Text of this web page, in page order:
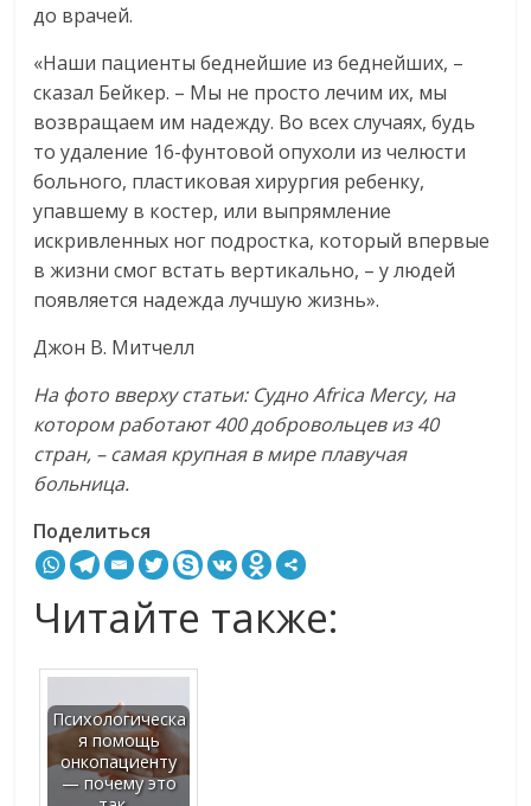
до врачей.
«Наши пациенты беднейшие из беднейших, –
сказал Бейкер. – Мы не просто лечим их, мы
возвращаем им надежду. Во всех случаях, будь
то удаление 16-фунтовой опухоли из челюсти
больного, пластиковая хирургия ребенку,
упавшему в костер, или выпрямление
искривленных ног подростка, который впервые
в жизни смог встать вертикально, – у людей
появляется надежда лучшую жизнь».
Джон В. Митчелл
На фото вверху статьи: Судно Africa Mercy, на
котором работают 400 добровольцев из 40
стран, – самая крупная в мире плавучая
больница.
Поделиться
Читайте также:
Психологическа
я помощь
онкопациенту
— почему это